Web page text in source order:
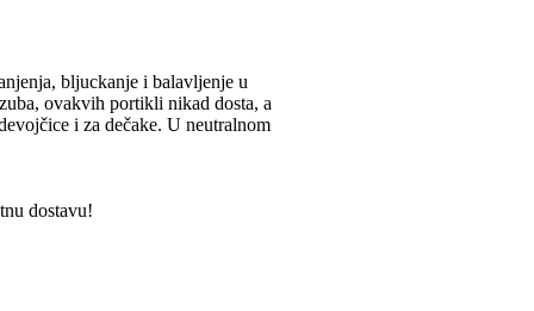
bljuckanje i balavljenje u
ovakvih portikli nikad dosta, a
i za dečake. U neutralnom
dostavu!